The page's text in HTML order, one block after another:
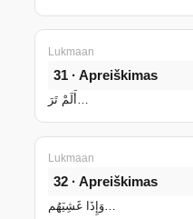
Lukmaan
31 · Apreiškimas
Lukmaan
32 · Apreiškimas
وَإِذَا غَشِيَهُم…